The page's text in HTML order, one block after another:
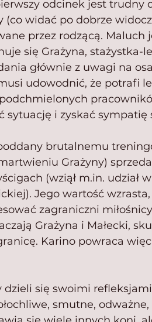
odcinek jest trudny
widać po dobrze
przez rodzącą. Maluch
się Grażyna, stażystka-
głównie z uwagi na
udowodnić, że potrafi
sytuację i zyskać sympatię
brutalnemu
Grażyny)
(wziął m.in. udział
Jego wartość
zagraniczni
Grażyna i Małecki,
Karino powraca
się swoimi
smutne, odważne,